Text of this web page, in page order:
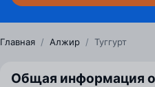
Главная / Алжир / Туггурт
Общая информация о